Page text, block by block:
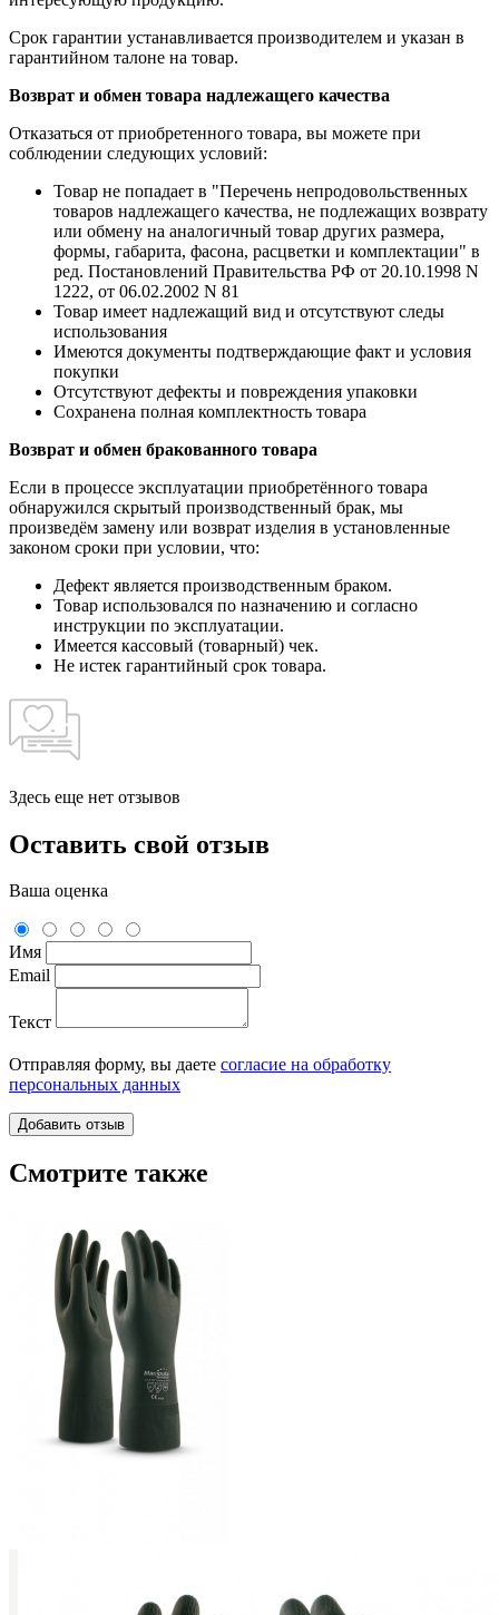
Срок гарантии устанавливается производителем и указан в
гарантийном талоне на товар.
Возврат и обмен товара надлежащего качества
Отказаться от приобретенного товара, вы можете при
соблюдении следующих условий:
Товар не попадает в "Перечень непродовольственных
товаров надлежащего качества, не подлежащих возврату
или обмену на аналогичный товар других размера,
формы, габарита, фасона, расцветки и комплектации" в
ред. Постановлений Правительства РФ от 20.10.1998 N
1222, от 06.02.2002 N 81
Товар имеет надлежащий вид и отсутствуют следы
использования
Имеются документы подтверждающие факт и условия
покупки
Отсутствуют дефекты и повреждения упаковки
Сохранена полная комплектность товара
Возврат и обмен бракованного товара
Если в процессе эксплуатации приобретённого товара
обнаружился скрытый производственный брак, мы
произведём замену или возврат изделия в установленные
законом сроки при условии, что:
Дефект является производственным браком.
Товар использовался по назначению и согласно
инструкции по эксплуатации.
Имеется кассовый (товарный) чек.
Не истек гарантийный срок товара.
Здесь еще нет отзывов
Оставить свой отзыв
Ваша оценка
Имя
Email
Текст
Отправляя форму, вы даете согласие на обработку
персональных данных
Смотрите также